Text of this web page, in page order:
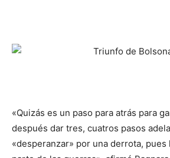
«Quizás es un paso para atrás para
después dar tres, cuatros pasos
«desperanzar» por una derrota, pues